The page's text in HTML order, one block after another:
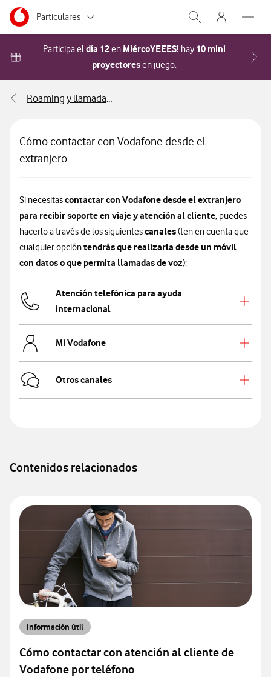
Ir a la pagina principal de vodafone.es
Menu navegación Segmento
Particulares
Autónomos
Grandes empresas
Abrir buscador.
Menu
Abre
Participa eldía 12en MiércoYEEES! hay 10 mini
proyectoresen juego. Acceder a la FAQ
Roaming y llamadas internacionales
Cómo contactar con Vodafone desde el
extranjero
Si necesitascontactar con Vodafone desde el extranjero
para recibir soporte en viaje y atención al cliente, puedes
hacerlo a través de los siguientescanales(ten en cuenta que
cualquier opcióntendrás que realizarla desde un móvil
con datos o que permita llamadas de voz):
Atención telefónica para ayuda
internacional
Mi Vodafone
Otros canales
Contenidos relacionados
Información útil
Cómo contactar con atención al cliente de
Vodafone por teléfono